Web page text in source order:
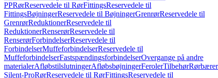
PPRørReservedele til RørFittingsReservedele til
FittingsBøjningerReservedele til BøjningerGrenrørReservedele til
GrenrørReduktionerReservedele til
ReduktionerRenserørReservedele til
RenserørForbindelserReservedele til
ForbindelserMuffeforbindelserReservedele til
MuffeforbindelserFastspændingsforbindelserOvergange på andre
materialerAfløbstilslutningerAfløbsbøjningerFerolerTilbehør
Silent-ProRørReservedele til RørFittingsReservedele til